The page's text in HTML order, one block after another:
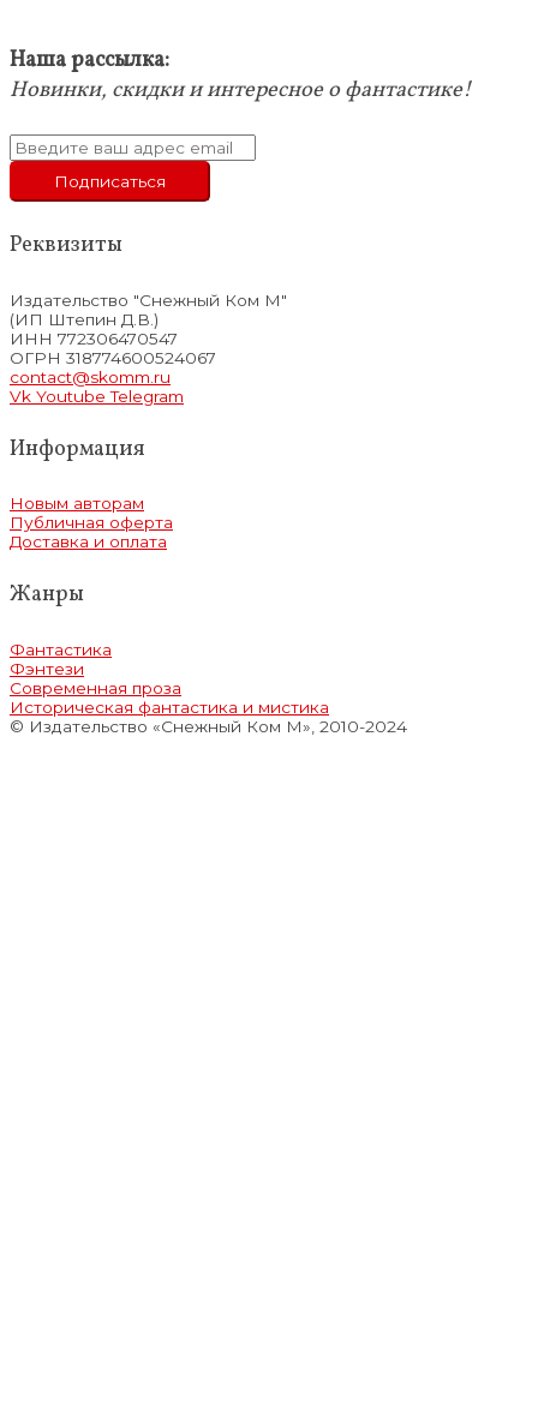
Наша рассылка:
Новинки, скидки и интересное о фантастике!
Реквизиты
Издательство "Снежный Ком М"
(ИП Штепин Д.В.)
ИНН 772306470547
ОГРН 318774600524067
contact@skomm.ru
Vk Youtube Telegram
Информация
Новым авторам
Публичная оферта
Доставка и оплата
Жанры
Фантастика
Фэнтези
Современная проза
Историческая фантастика и мистика
© Издательство «Снежный Ком М», 2010-2024